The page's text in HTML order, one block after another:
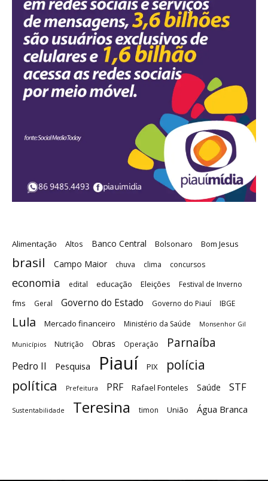
Alimentação Altos Banco Central Bolsonaro Bom Jesus
brasil Campo Maior chuva clima concursos
economia edital educação Eleições Festival de Inverno
fms Geral Governo do Estado Governo do Piauí IBGE
Lula Mercado financeiro Ministério da Saúde Monsenhor Gil
Municípios Nutrição Obras Operação Parnaíba
Pedro II Pesquisa Piauí PIX
polícia
política
Prefeitura PRF Rafael Fonteles Saúde STF
Sustentabilidade Teresina timon União Água Branca